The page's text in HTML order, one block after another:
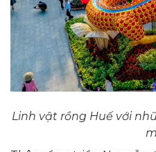
Linh vật rồng Huế với